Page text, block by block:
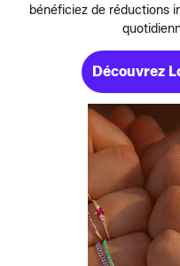
bénéficiez de réductions
Découvrez